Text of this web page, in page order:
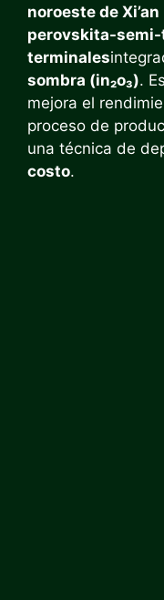
noroeste de Xi’an
perovskita-
terminales
sombra (in₂o₃).
mejora el
proceso de
una técnica de
costo.